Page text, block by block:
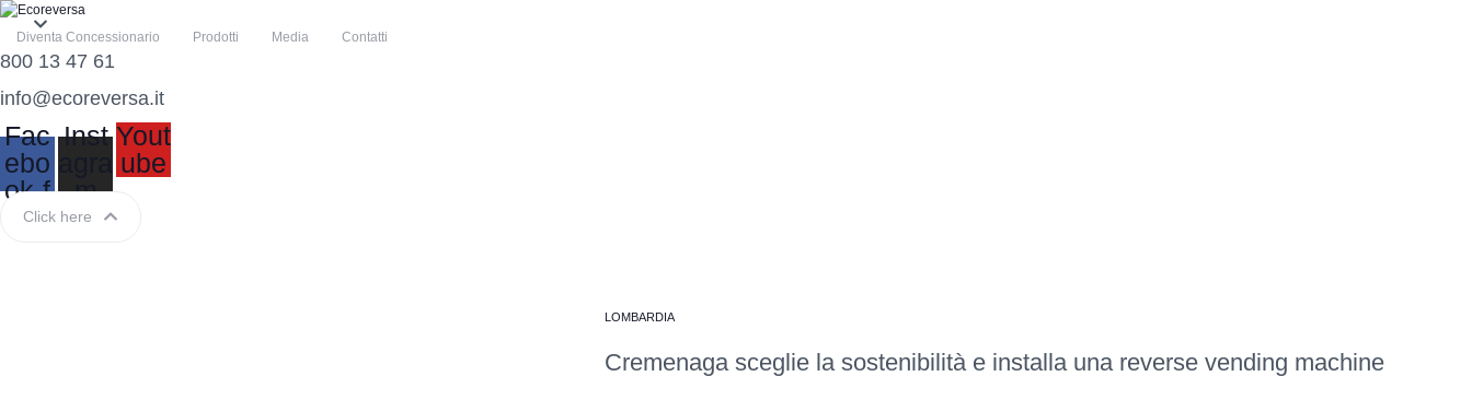
800 13 47 61
info@ecoreversa.it
Fac
ebo
ok-f
Inst
m
Yout
ube
Click here
Diventa Concessionario Prodotti Media Contatti
LOMBARDIA
Cremenaga sceglie la sostenibilità e installa una reverse vending machine